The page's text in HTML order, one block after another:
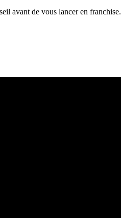
avant de vous lancer en franchise.